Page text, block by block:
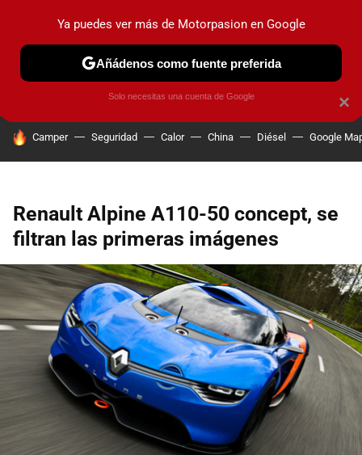
PRUEBAS COCHES ELÉCTRICOS OBSERVATORIO
HOY SE HABLA DE
Camper Seguridad Calor China Diésel Google
Renault Alpine A110-50 concept, se
filtran las primeras imágenes
×
Ya puedes ver más de Motorpasion en Google
Añádenos como fuente preferida
Solo necesitas una cuenta de Google